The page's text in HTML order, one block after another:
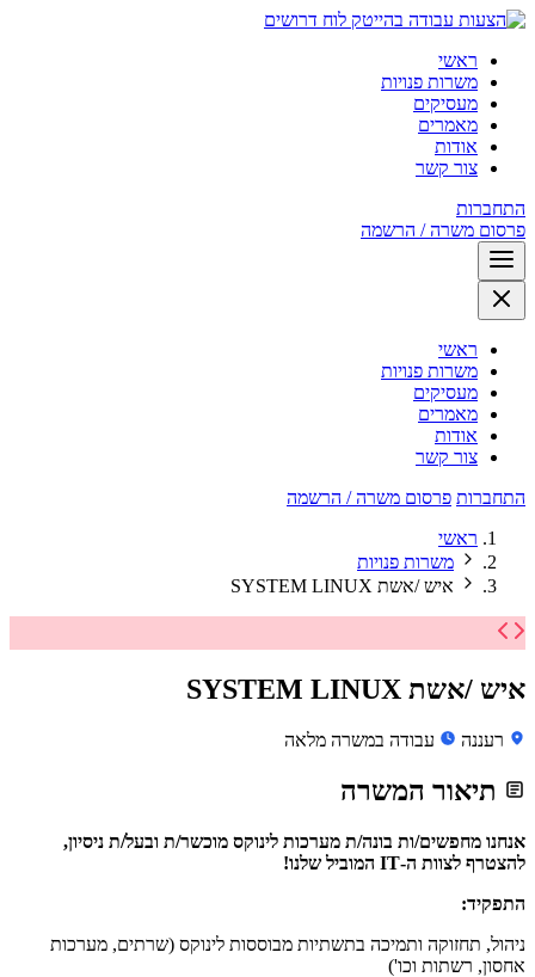
לוח דרושים
ראשי
משרות פנויות
מעסיקים
מאמרים
אודות
צור קשר
התחברות
פרסום משרה / הרשמה
ראשי
משרות פנויות
מעסיקים
מאמרים
אודות
צור קשר
התחברות פרסום משרה / הרשמה
ראשי
משרות פנויות
איש /אשת SYSTEM LINUX
איש /אשת SYSTEM LINUX
רעננה עבודה במשרה מלאה
תיאור המשרה
אנחנו מחפשים/ות בונה/ת מערכות לינוקס מוכשר/ת ובעל/ת ניסיון,
להצטרף לצוות ה-IT המוביל שלנו!
התפקיד:
ניהול, תחזוקה ותמיכה בתשתיות מבוססות לינוקס (שרתים, מערכות
אחסון, רשתות וכו')